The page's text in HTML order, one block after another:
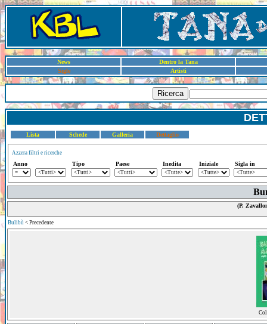
News
Dentro la Tana
Sigle
Artisti
Ricerca
Lista Schede Galleria Dettaglio
Azzera filtri e ricerche
Anno Tipo Paese Inedita Iniziale Sigla in
(P.
Bulibù < Precedente